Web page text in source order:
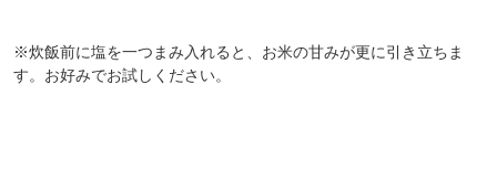
※炊飯前に塩を一つまみ入れると、お米の甘みが更に引き立ちま
す。お好みでお試しください。